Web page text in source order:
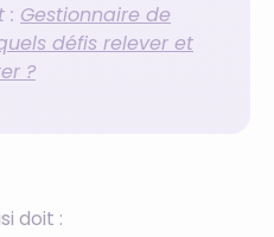
: Gestionnaire de
défis relever et
?
doit :